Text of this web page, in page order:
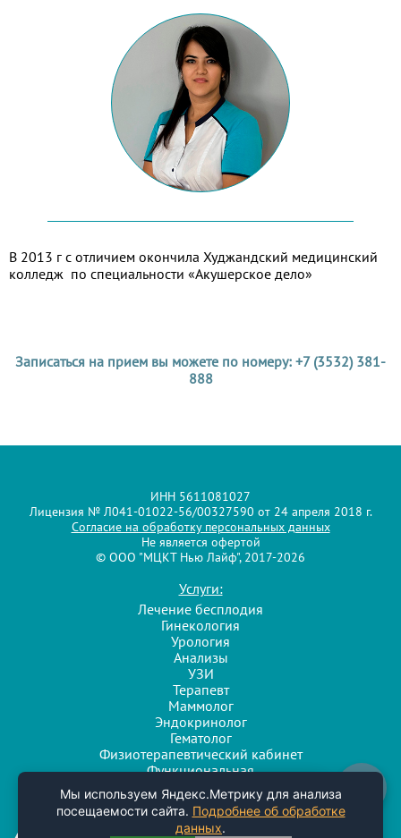
В 2013 г с отличием окончила Худжандский медицинский
колледж по специальности «Акушерское дело»
Записаться на прием вы можете по номеру: +7 (3532) 381-
888
ИНН 5611081027
Лицензия № Л041-01022-56/00327590 от 24 апреля 2018 г.
Согласие на обработку персональных данных
Не является офертой
© ООО "МЦКТ Нью Лайф", 2017-2026
Услуги:
Лечение бесплодия
Гинекология
Урология
Анализы
УЗИ
Терапевт
Маммолог
Эндокринолог
Гематолог
Физиотерапевтический кабинет
Функциональная
Разработка и поддержка сайта
Агентство интернет-маркетинга
Мы используем Яндекс.Метрику для анализа
посещаемости сайта. Подробнее об обработке
данных.
Напишите нам